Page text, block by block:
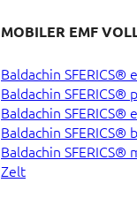
MOBILER EMF
Baldachin SFERICS®
Baldachin SFERICS®
Baldachin SFERICS®
Baldachin SFERICS®
Baldachin SFERICS®
Zelt